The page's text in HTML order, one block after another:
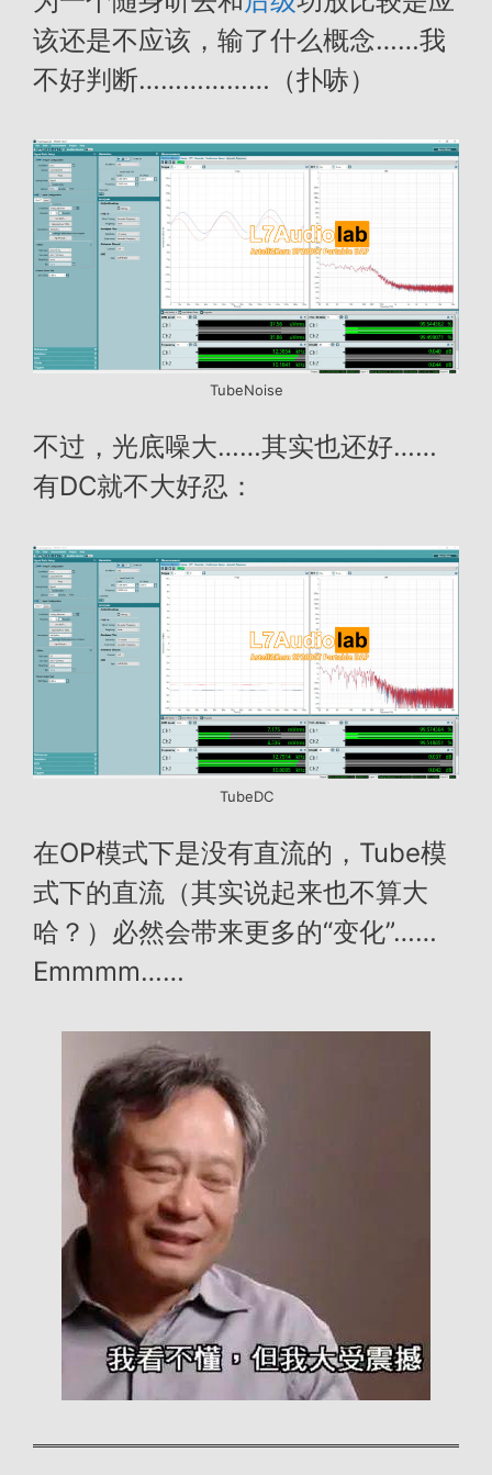
该还是不应该，输了什么概念……我
不好判断………………（扑哧）
TubeNoise
不过，光底噪大……其实也还好……
有DC就不大好忍：
TubeDC
在OP模式下是没有直流的，Tube模
式下的直流（其实说起来也不算大
哈？）必然会带来更多的“变化”……
Emmmm……